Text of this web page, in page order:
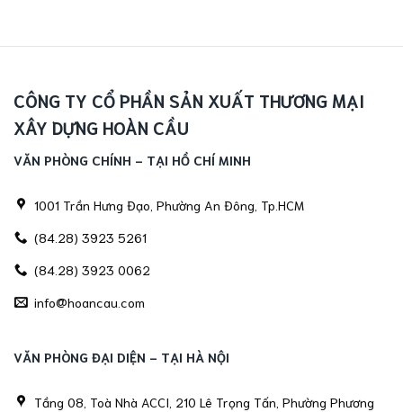
CÔNG TY CỔ PHẦN SẢN XUẤT THƯƠNG MẠI
XÂY DỰNG HOÀN CẦU
VĂN PHÒNG CHÍNH - TẠI HỒ CHÍ MINH
1001 Trần Hưng Đạo, Phường An Đông, Tp.HCM
(84.28) 3923 5261
(84.28) 3923 0062
info@hoancau.com
VĂN PHÒNG ĐẠI DIỆN - TẠI HÀ NỘI
Tầng 08, Toà Nhà ACCI, 210 Lê Trọng Tấn, Phường Phương